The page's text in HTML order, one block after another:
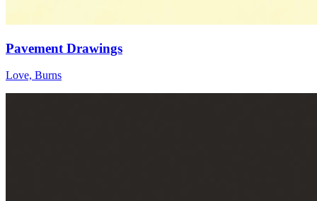
Pavement Drawings
Love, Burns